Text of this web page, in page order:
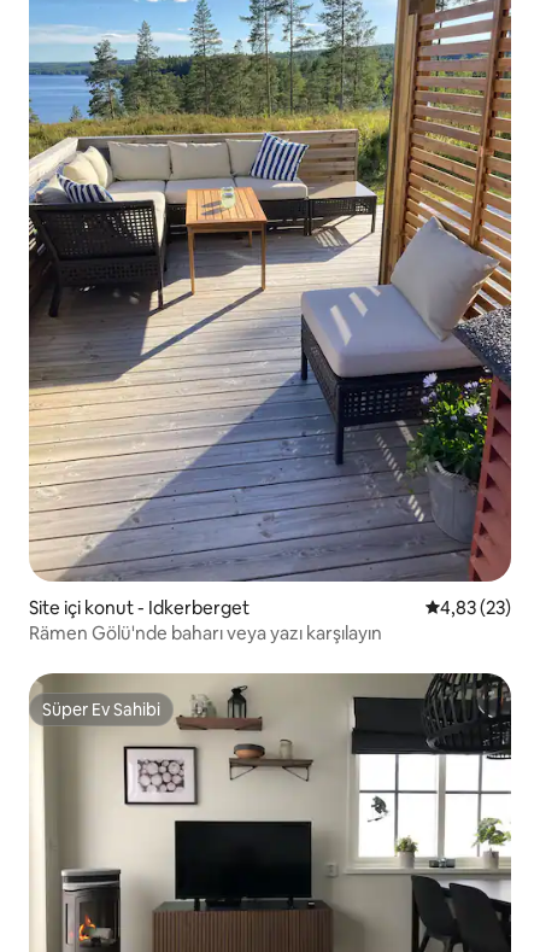
Site içi konut - Idkerberget 5 üzerinden
4,83 (23)
Rämen Gölü'nde baharı veya yazı karşılayın
Süper Ev Sahibi
Süper Ev Sahibi